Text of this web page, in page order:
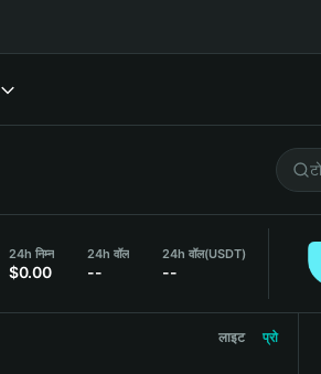
24h निम्न
$0.00
24h वॉल
--
24h वॉल(USDT)
--
लाइट प्रो